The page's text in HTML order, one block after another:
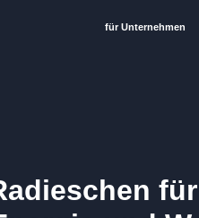
für Unternehmen